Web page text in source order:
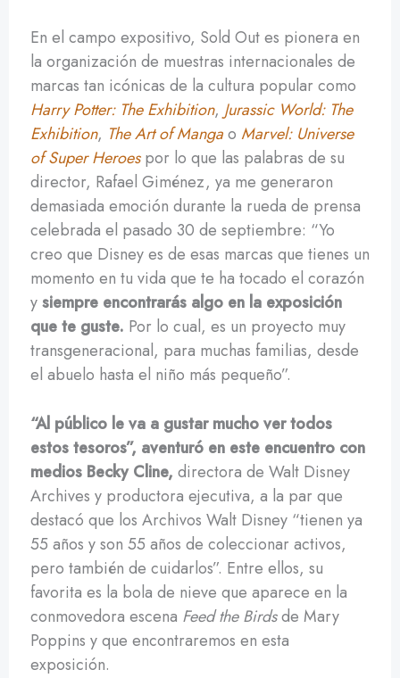
En el campo expositivo, Sold Out es pionera en
la organización de muestras internacionales de
marcas tan icónicas de la cultura popular como
Harry Potter: The Exhibition, Jurassic World: The
Exhibition, The Art of Mangao Marvel: Universe
of Super Heroes por lo que las palabras de su
director, Rafael Giménez, ya me generaron
demasiada emoción durante la rueda de prensa
celebrada el pasado 30 de septiembre: “Yo
creo que Disney es de esas marcas que tienes un
momento en tu vida que te ha tocado el corazón
ysiempre encontrarás algo en la exposición
que te guste. Por lo cual, es un proyecto muy
transgeneracional, para muchas familias, desde
el abuelo hasta el niño más pequeño”.
“Al público le va a gustar mucho ver todos
estos tesoros”, aventuró en este encuentro con
medios Becky Cline, directora de Walt Disney
Archives y productora ejecutiva, a la par que
destacó que los Archivos Walt Disney “tienen ya
55 años y son 55 años de coleccionar activos,
pero también de cuidarlos”. Entre ellos, su
favorita es la bola de nieve que aparece en la
conmovedora escena Feed the Birdsde Mary
Poppins y que encontraremos en esta
exposición.